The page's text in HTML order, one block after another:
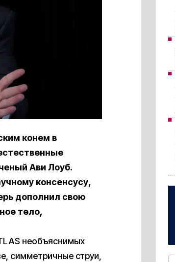
конем в
Ави Лоуб.
консенсусу,
дополнил свою
тело,
необъяснимых
симметричные струи,